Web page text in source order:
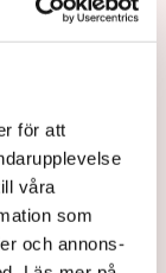
för att
våra
som
och annons-
väggar
på
säger Maria
i